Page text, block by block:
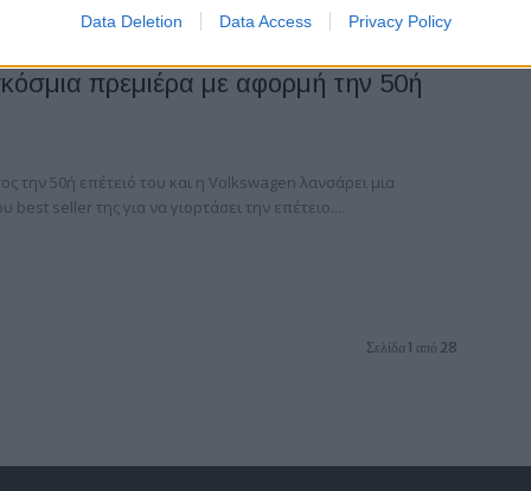
Data Deletion Data Access Privacy Policy
πρεμιέρα με αφορμή την 50ή
την 50ή επέτειό του και η Volkswagen λανσάρει μια
best seller της για να γιορτάσει την επέτειο....
Σελίδα 1 από 28